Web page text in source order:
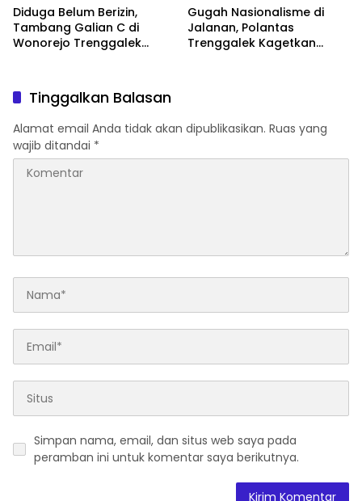
Diduga Belum Berizin,
Tambang Galian C di
Wonorejo Trenggalek
Gugah Nasionalisme di
Jalanan, Polantas
Trenggalek Kagetkan
Tinggalkan Balasan
Alamat email Anda tidak akan dipublikasikan. Ruas yang
wajib ditandai *
Simpan nama, email, dan situs web saya pada
peramban ini untuk komentar saya berikutnya.